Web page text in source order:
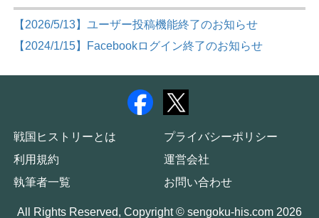
【2026/5/13】ユーザー投稿機能終了のお知らせ
【2024/1/15】Facebookログイン終了のお知らせ
戦国ヒストリーとは
プライバシーポリシー
利用規約
運営会社
執筆者一覧
お問い合わせ
All Rights Reserved, Copyright © sengoku-his.com 2026